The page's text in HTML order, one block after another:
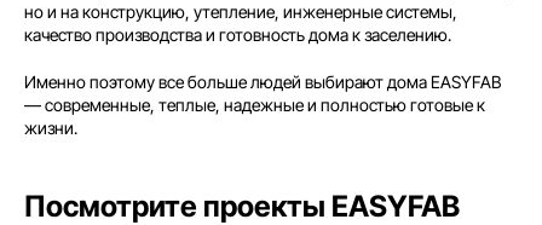
но и на конструкцию, утепление, инженерные системы,
качество производства и готовность дома к заселению.
Именно поэтому все больше людей выбирают дома EASYFAB
— современные, теплые, надежные и полностью готовые к
жизни.
Посмотрите проекты EASYFAB
Согласие на обработку данных
Политика конфиденциальности